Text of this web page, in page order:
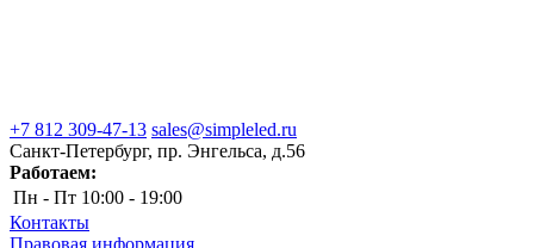
+7 812 309-47-13 sales@simpleled.ru
Санкт-Петербург, пр. Энгельса, д.56
Работаем:
Пн - Пт 10:00 - 19:00
Контакты
Правовая информация